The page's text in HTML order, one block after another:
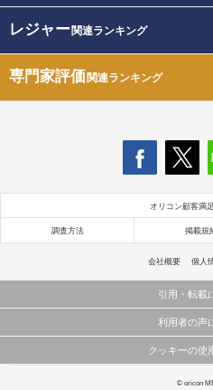
レジャー関連ランキング
専門家評価関連ランキング
オリコン顧客満
調査方法 掲載規
会社概要 個人
引用・転載
当サイトで公開されている情報（文字、写真、
これらの情報を権利者の許可なく無断転載・複製
利用者の声
当サイトに掲載している内容はすべてサービス
弊社の見解・ 意見ではないことをご理解いただい
クッキーの使
このサイトでは Cookie を使用して、ユーザーに
© oricon